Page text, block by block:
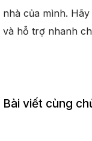
nhà của mình.
và hỗ trợ nhanh
Bài viết cùng